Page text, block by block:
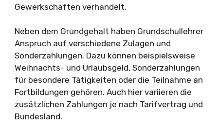
Gewerkschaften verhandelt.
Neben dem Grundgehalt haben Grundschullehrer
Anspruch auf verschiedene Zulagen und
Sonderzahlungen. Dazu können beispielsweise
Weihnachts- und Urlaubsgeld, Sonderzahlungen
für besondere Tätigkeiten oder die Teilnahme an
Fortbildungen gehören. Auch hier variieren die
zusätzlichen Zahlungen je nach Tarifvertrag und
Bundesland.